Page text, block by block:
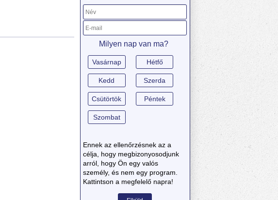
Milyen nap van ma?
Vasárnap Hétfő
Kedd Szerda
Csütörtök Péntek
Szombat
Ennek az ellenőrzésnek az a
célja, hogy megbizonyosodjunk
arról, hogy Ön egy valós
személy, és nem egy program.
Kattintson a megfelelő napra!